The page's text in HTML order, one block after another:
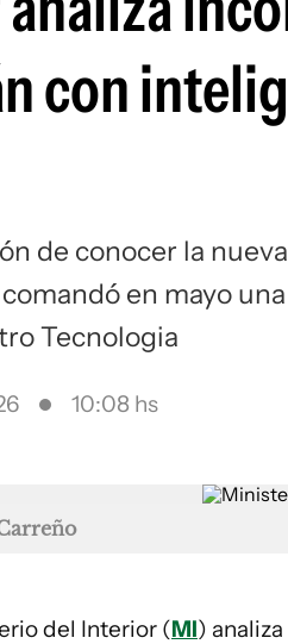
con
de conocer la
en mayo
Tecnologia
10:08 hs
del Interior (MI)